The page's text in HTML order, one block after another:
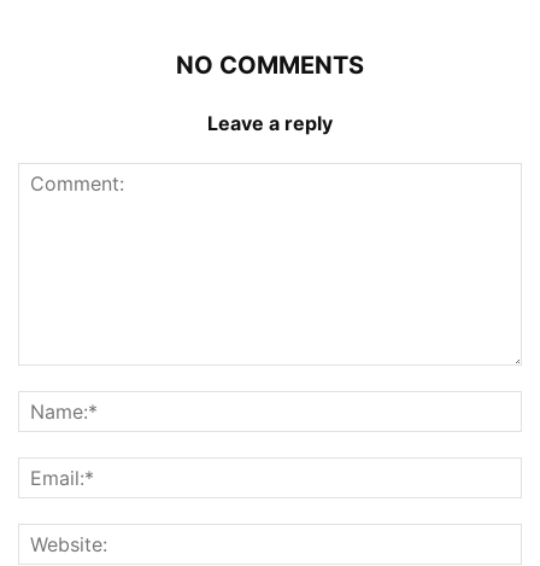
NO COMMENTS
Leave a reply